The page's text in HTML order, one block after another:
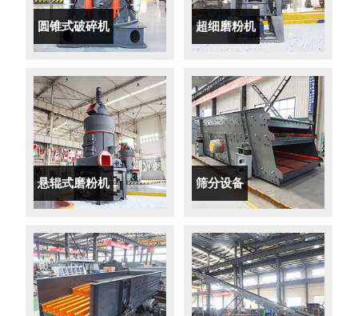
圆锥式破碎机 超细磨粉机
悬辊式磨粉机 筛分设备